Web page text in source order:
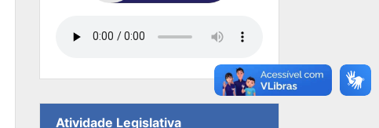
Atividade Legislativa